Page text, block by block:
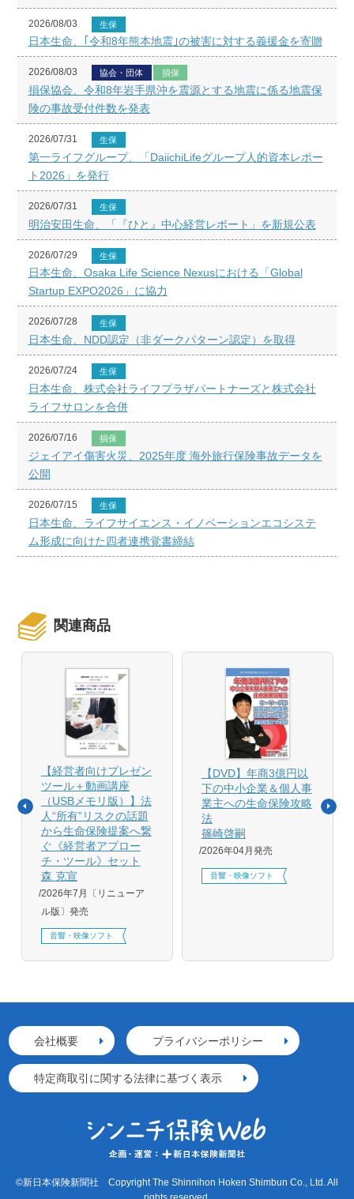
2026/08/03 生保
日本生命、｢令和8年熊本地震｣の被害に対する義援金を寄贈
2026/08/03 協会・団体 損保
損保協会、令和8年岩手県沖を震源とする地震に係る地震保
険の事故受付件数を発表
2026/07/31 生保
第一ライフグループ、「DaiichiLifeグループ人的資本レポー
ト2026」を発行
2026/07/31 生保
明治安田生命、「『ひと』中心経営レポート」を新規公表
2026/07/29 生保
日本生命、Osaka Life Science Nexusにおける「Global
Startup EXPO2026」に協力
2026/07/28 生保
日本生命、NDD認定（非ダークパターン認定）を取得
2026/07/24 生保
日本生命、株式会社ライフプラザパートナーズと株式会社
ライフサロンを合併
2026/07/16 損保
ジェイアイ傷害火災、2025年度 海外旅行保険事故データを
公開
2026/07/15 生保
日本生命、ライフサイエンス・イノベーションエコシステ
ム形成に向けた四者連携覚書締結
関連商品
【経営者向けプレゼン
ツール＋動画講座
（USBメモリ版）】法
人“所有”リスクの話題
から生命保険提案へ繋
ぐ《経営者アプロー
チ・ツール》セット
森 克宣
2026年7月〔リニューア
ル版〕発売
音響・映像ソフト
【DVD】年商3億円以
下の中小企業＆個人事
業主への生命保険攻略
法
篠崎啓嗣
2026年04月発売
音響・映像ソフト
会社概要 プライバシーポリシー
特定商取引に関する法律に基づく表示
©新日本保険新聞社 Copyright The Shinnihon Hoken Shimbun Co., Ltd. All